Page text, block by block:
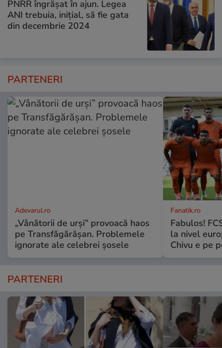
PNRR îngrășat în ajun. Legea
ANI trebuia, inițial, să fie gata
din decembrie 2024
PARTENERI
Adevarul.ro
„Vânătorii de urși” provoacă haos
pe Transfăgărășan. Problemele
ignorate ale celebrei șosele
Fanatik.ro
Fabulos!
la nivel
Chivu e pe
PARTENERI